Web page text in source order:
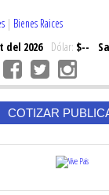
| Bienes Raices
del 2026Dólar: $--
COTIZAR